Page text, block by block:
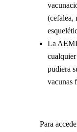
(cefalea,
La
pudiera
vacunas
Para